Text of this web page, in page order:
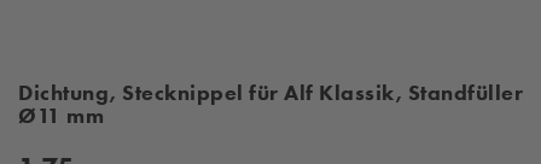
Dichtung, Stecknippel für Alf Klassik, Standfüller
Ø11 mm